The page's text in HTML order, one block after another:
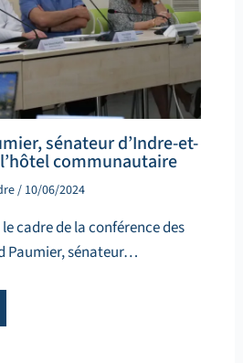
sénateur d’Indre-et-
communautaire
/ 10/06/2024
cadre de la conférence des
Paumier, sénateur…